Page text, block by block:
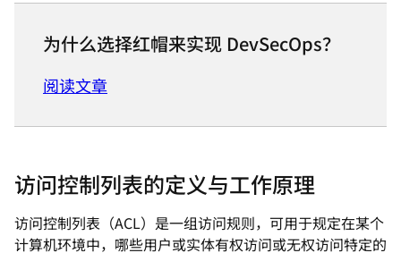
为什么选择红帽来实现 DevSecOps？
阅读文章
访问控制列表的定义与工作原理
访问控制列表（ACL）是一组访问规则，可用于规定在某个
计算机环境中，哪些用户或实体有权访问或无权访问特定的